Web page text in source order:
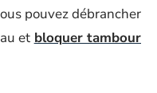
pouvez débrancher
et bloquer tambour